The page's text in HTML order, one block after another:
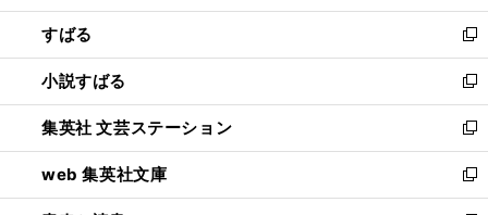
開
く
ウ
で
開
く
ン
ド
ウ
で
開
く
すばる
新
し
い
ウ
ィ
ン
ド
ウ
小説すばる
新
し
い
ウ
ィ
ン
集英社 文芸ステーション
新
し
い
ウ
web 集英社文庫
新
し